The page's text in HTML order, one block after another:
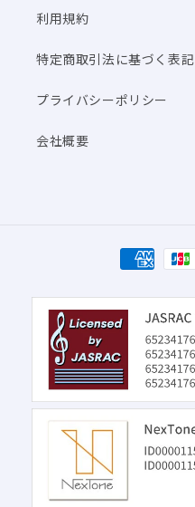
利用規約
特定商取引法に基づく表記
プライバシーポリシー
会社概要
決
済
方
法